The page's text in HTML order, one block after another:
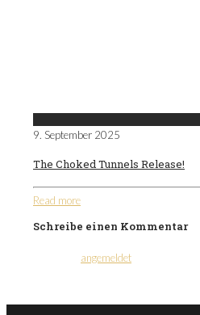
9. September 2025
The Choked Tunnels Release!
Read more
Schreibe einen Kommentar
angemeldet